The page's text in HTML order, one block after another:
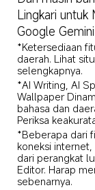
Lingkari untuk
Google Gemini
*Ketersediaan
daerah. Lihat
selengkapnya.
*AI Writing, AI
Wallpaper
bahasa dan
Periksa
*Beberapa dari
koneksi
dari perangkat
Editor. Harap
sebenarnya.